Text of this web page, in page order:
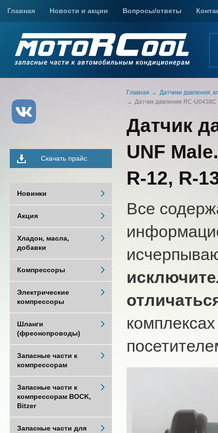
Главная Новости и акции Вопросы/ответы
Главная
Датчики давления,
Датчик давления RC-
Датчик
UNF
R-12, R-
Все
Скачать прайс
Новинки
Акция
Хладон, масла,
добавки
Компрессоры
Электрические
компрессоры
Шланги
(фреонопроводы)
Запасные части к
компрессорам
Запасные части к
компрессорам BOCK,
Bitzer
Запасные части для